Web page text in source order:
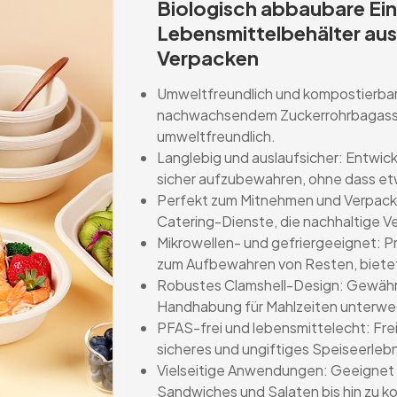
Biologisch abbaubare
Lebensmittelbehälter
Verpacken
Umweltfreundlich und
nachwachsendem
umweltfreundlich.
Langlebig und auslaufsicher:
sicher aufzubewahren, ohne dass
Perfekt zum Mitnehmen und
Catering-Dienste, die nachhaltige
Mikrowellen- und gefriergeeignet:
zum Aufbewahren von Resten,
Robustes Clamshell-Design:
Handhabung für Mahlzeiten
PFAS-frei und lebensmittelecht:
sicheres und ungiftiges
Vielseitige Anwendungen:
Sandwiches und Salaten bis hin zu